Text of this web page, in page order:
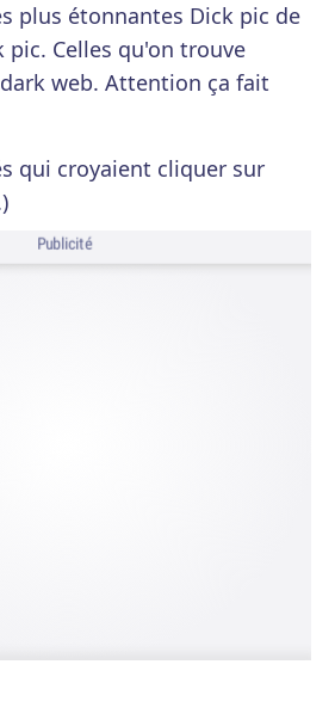
plus étonnantes Dick pic de
pic. Celles qu'on trouve
web. Attention ça fait
qui croyaient cliquer sur
Publicité